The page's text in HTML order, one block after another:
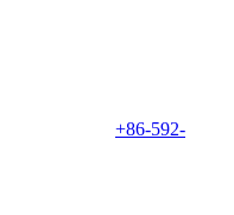
+86-592-